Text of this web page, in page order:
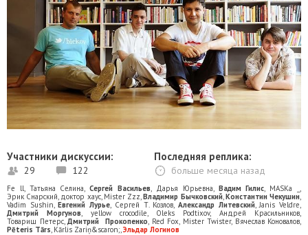
Участники дискуссии:
29 122
Последняя реплика:
больше месяца назад
Fe ll Татьяна Селина ,Сергей Васильев Дарья Юрьевна Вадим Гилис MASKa _
Эрик Снарский доктор хаус, Mister Zzz ,Владимир Бычковский, Константин Чекушин
Vadim Sushin ,Евгений Лурье Сергей Т. Козлов Александр Литевский, Janis Veldre
Дмитрий Моргунов
yellow crocodile Oleks Podtixov, Андрей Красильников
Товарищ Петерс, Дмитрий Прокопенко Red Fox Mister Twister, Вячеслав Коновалов
Pēteris Tārs Kārlis Zariņ&scaron; Эльдар Логинов